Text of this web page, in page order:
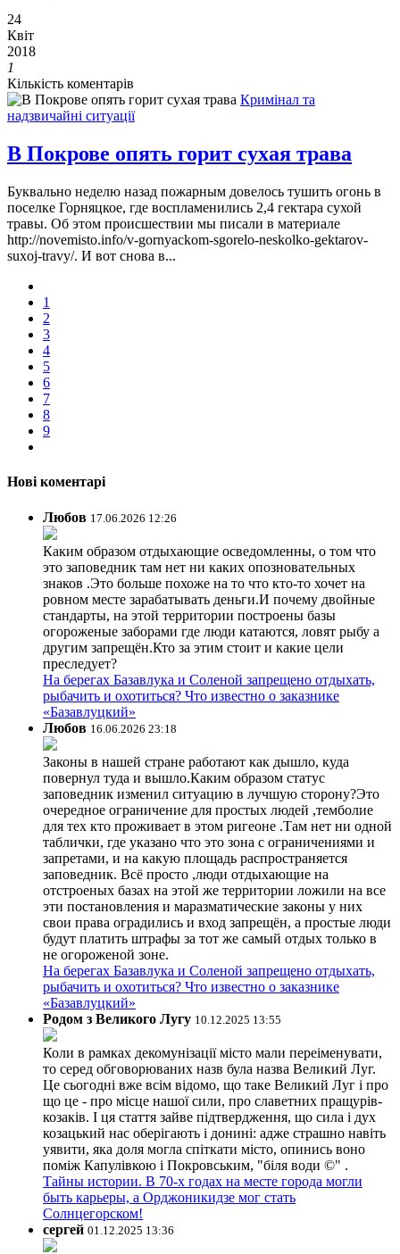
24
Квіт
2018
1
Кількість коментарів
Кримінал та
надзвичайні ситуації
В Покрове опять горит сухая трава
Буквально неделю назад пожарным довелось тушить огонь в
поселке Горняцкое, где воспламенились 2,4 гектара сухой
травы. Об этом происшествии мы писали в материале
http://novemisto.info/v-gornyackom-sgorelo-neskolko-gektarov-
suxoj-travy/. И вот снова в...
1
2
3
4
5
6
7
8
9
Нові коментарі
Любов 17.06.2026 12:26
Каким образом отдыхающие осведомленны, о том что
это заповедник там нет ни каких опозновательных
знаков .Это больше похоже на то что кто-то хочет на
ровном месте зарабатывать деньги.И почему двойные
стандарты, на этой территории построены базы
огороженые заборами где люди катаются, ловят рыбу а
другим запрещён.Кто за этим стоит и какие цели
преследует?
На берегах Базавлука и Соленой запрещено отдыхать,
рыбачить и охотиться? Что известно о заказнике
«Базавлуцкий»
Любов 16.06.2026 23:18
Законы в нашей стране работают как дышло, куда
повернул туда и вышло.Каким образом статус
заповедник изменил ситуацию в лучшую сторону?Это
очередное ограничение для простых людей ,темболие
для тех кто проживает в этом ригеоне .Там нет ни одной
таблички, где указано что это зона с ограничениями и
запретами, и на какую площадь распространяется
заповедник. Всё просто ,люди отдыхающие на
отстроеных базах на этой же территории ложили на все
эти постановления и маразматические законы у них
свои права оградились и вход запрещён, а простые люди
будут платить штрафы за тот же самый отдых только в
не огороженой зоне.
На берегах Базавлука и Соленой запрещено отдыхать,
рыбачить и охотиться? Что известно о заказнике
«Базавлуцкий»
Родом з Великого Лугу 10.12.2025 13:55
Коли в рамках декомунізації місто мали переіменувати,
то серед обговорюваних назв була назва Великий Луг.
Це сьогодні вже всім відомо, що таке Великий Луг і про
що це - про місце нашої сили, про славетних пращурів-
козаків. І ця стаття зайве підтвердження, що сила і дух
козацький нас оберігають і донині: адже страшно навіть
уявити, яка доля могла спіткати місто, опинись воно
поміж Капулівкою і Покровським, "біля води ©" .
Тайны истории. В 70-х годах на месте города могли
быть карьеры, а Орджоникидзе мог стать
Солнцегорском!
сергей 01.12.2025 13:36